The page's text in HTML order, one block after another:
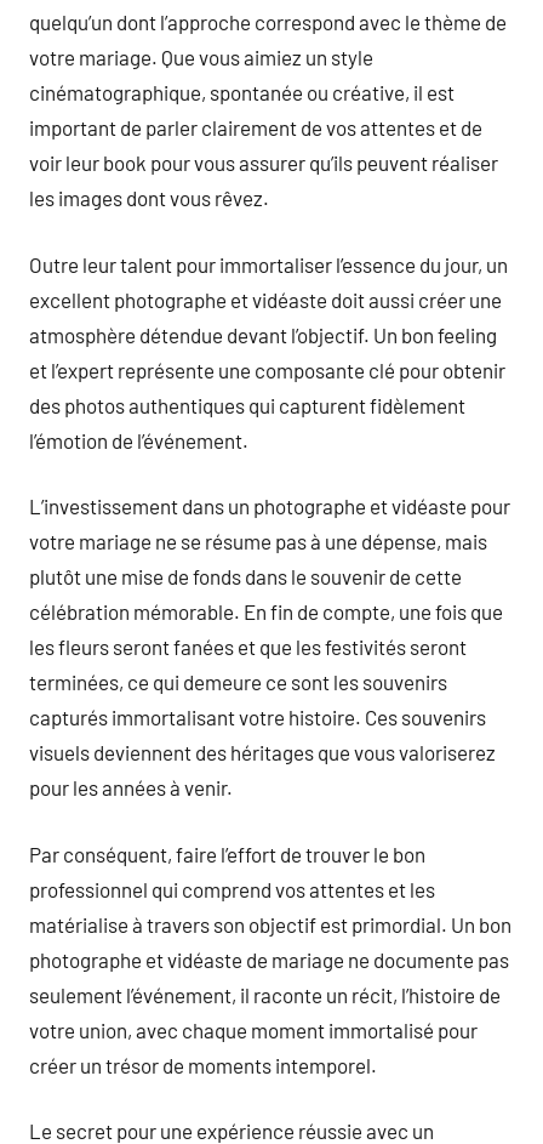
quelqu’un dont l’approche correspond avec le thème de
votre mariage. Que vous aimiez un style
cinématographique, spontanée ou créative, il est
important de parler clairement de vos attentes et de
voir leur book pour vous assurer qu’ils peuvent réaliser
les images dont vous rêvez.
Outre leur talent pour immortaliser l’essence du jour, un
excellent photographe et vidéaste doit aussi créer une
atmosphère détendue devant l’objectif. Un bon feeling
et l’expert représente une composante clé pour obtenir
des photos authentiques qui capturent fidèlement
l’émotion de l’événement.
L’investissement dans un photographe et vidéaste pour
votre mariage ne se résume pas à une dépense, mais
plutôt une mise de fonds dans le souvenir de cette
célébration mémorable. En fin de compte, une fois que
les fleurs seront fanées et que les festivités seront
terminées, ce qui demeure ce sont les souvenirs
capturés immortalisant votre histoire. Ces souvenirs
visuels deviennent des héritages que vous valoriserez
pour les années à venir.
Par conséquent, faire l’effort de trouver le bon
professionnel qui comprend vos attentes et les
matérialise à travers son objectif est primordial. Un bon
photographe et vidéaste de mariage ne documente pas
seulement l’événement, il raconte un récit, l’histoire de
votre union, avec chaque moment immortalisé pour
créer un trésor de moments intemporel.
Le secret pour une expérience réussie avec un